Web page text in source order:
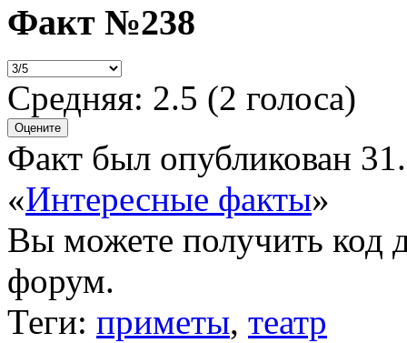
Факт №238
Средняя: 2.5 (2 голоса)
Факт был опубликован
«Интересные факты»
Вы можете получить код
форум.
Теги: приметы, театр